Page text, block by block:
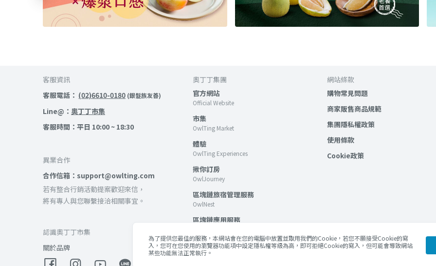
客服資訊
客服電話： (02)6610-0180 (銀髮族友善)
Line@： 奧丁丁市集
客服時間：平日 10:00 ~ 18:30
異業合作
合作信箱：support@owlting.com
若有整合行銷活動提案歡迎來信，
將有專人與您聯繫接洽相關事宜。
認識奧丁丁市集
關於品牌
奧丁丁集團
官方網站
Official Website
市集
OwlTing Market
體驗
OwlTing Experiences
揪你訂房
OwlJourney
區塊鏈旅宿管理服務
OwlNest
區塊鏈應用服務
客棧
OwlTing Blog
網站條款
購物常見問題
商家販售商品規範
集團隱私權政策
使用條款
Cookie政策
為了提供您最佳的服務，本網站會在您的電腦中放置並取用我們的Cookie，若您不願接受Cookie的寫
入，您可在您使用的瀏覽器功能項中設定隱私權等級為高，即可拒絕Cookie的寫入，但可能會導致網站
某些功能無法正常執行。